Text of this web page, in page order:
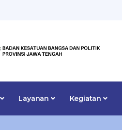
Layanan Kegiatan